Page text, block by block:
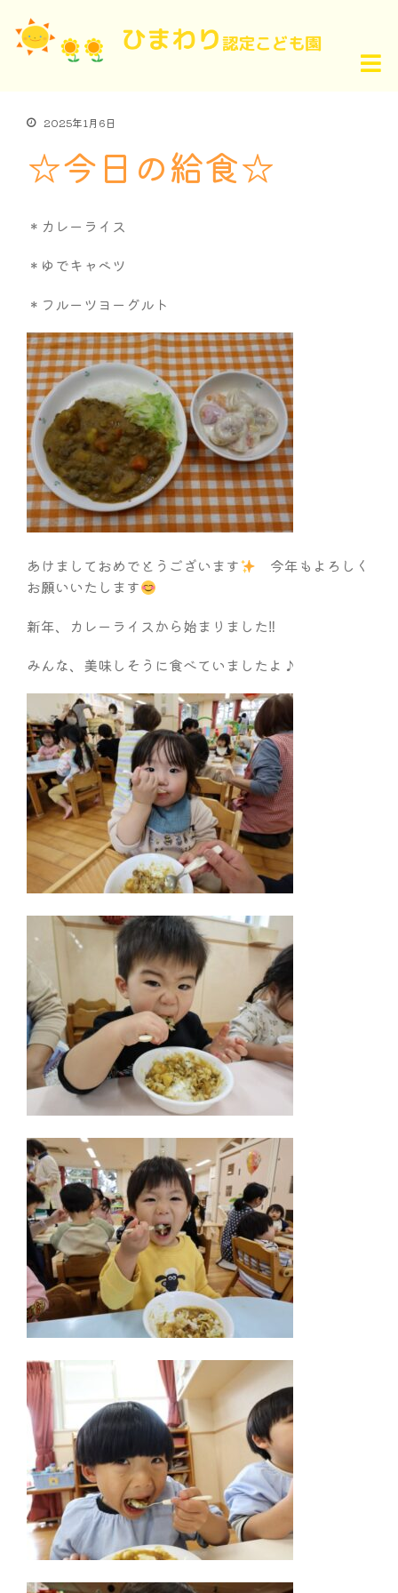
2025年1月6日
☆今日の給食☆
＊カレーライス
＊ゆでキャベツ
＊フルーツヨーグルト
あけましておめでとうございます
今年もよろしく
お願いいたします
新年、カレーライスから始まりました‼
みんな、美味しそうに食べていましたよ♪